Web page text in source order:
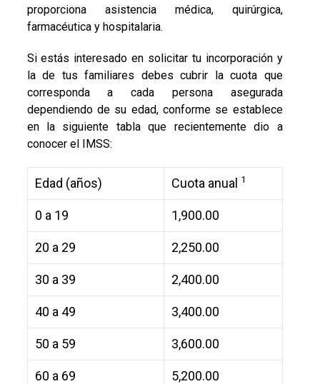
proporciona asistencia médica, quirúrgica,
farmacéutica y hospitalaria.
Si estás interesado en solicitar tu incorporación y
la de tus familiares debes cubrir la cuota que
corresponda a cada persona asegurada
dependiendo de su edad, conforme se establece
en la siguiente tabla que recientemente dio a
conocer el IMSS:
Edad (años) Cuota anual 1
0 a 19 1,900.00
20 a 29 2,250.00
30 a 39 2,400.00
40 a 49 3,400.00
50 a 59 3,600.00
60 a 69 5,200.00